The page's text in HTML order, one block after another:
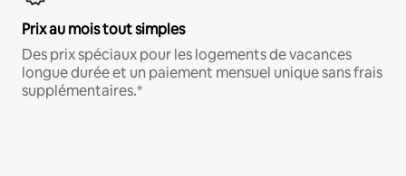
Prix au mois tout simples
Des prix spéciaux pour les logements de vacances
longue durée et un paiement mensuel unique sans frais
supplémentaires.*